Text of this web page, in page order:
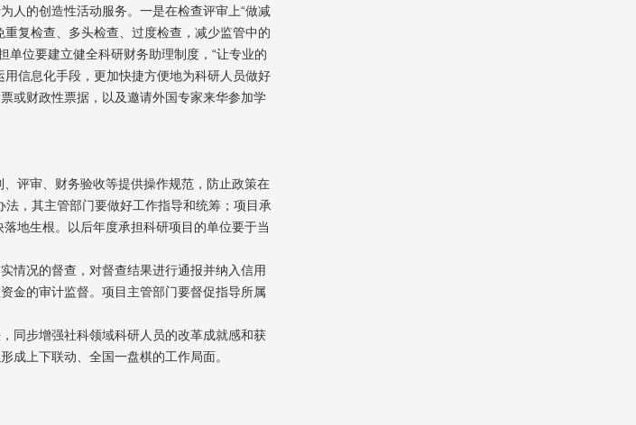
的创造性活动服务。一是在检查评审上“做减
复检查、多头检查、过度检查，减少监管中的
单位要建立健全科研财务助理制度，“让专业的
信息化手段，更加快捷方便地为科研人员做好
或财政性票据，以及邀请外国专家来华参加学
评审、财务验收等提供操作规范，防止政策在
，其主管部门要做好工作指导和统筹；项目承
地生根。以后年度承担科研项目的单位要于当
况的督查，对督查结果进行通报并纳入信用
金的审计监督。项目主管部门要督促指导所属
步增强社科领域科研人员的改革成就感和获
成上下联动、全国一盘棋的工作局面。